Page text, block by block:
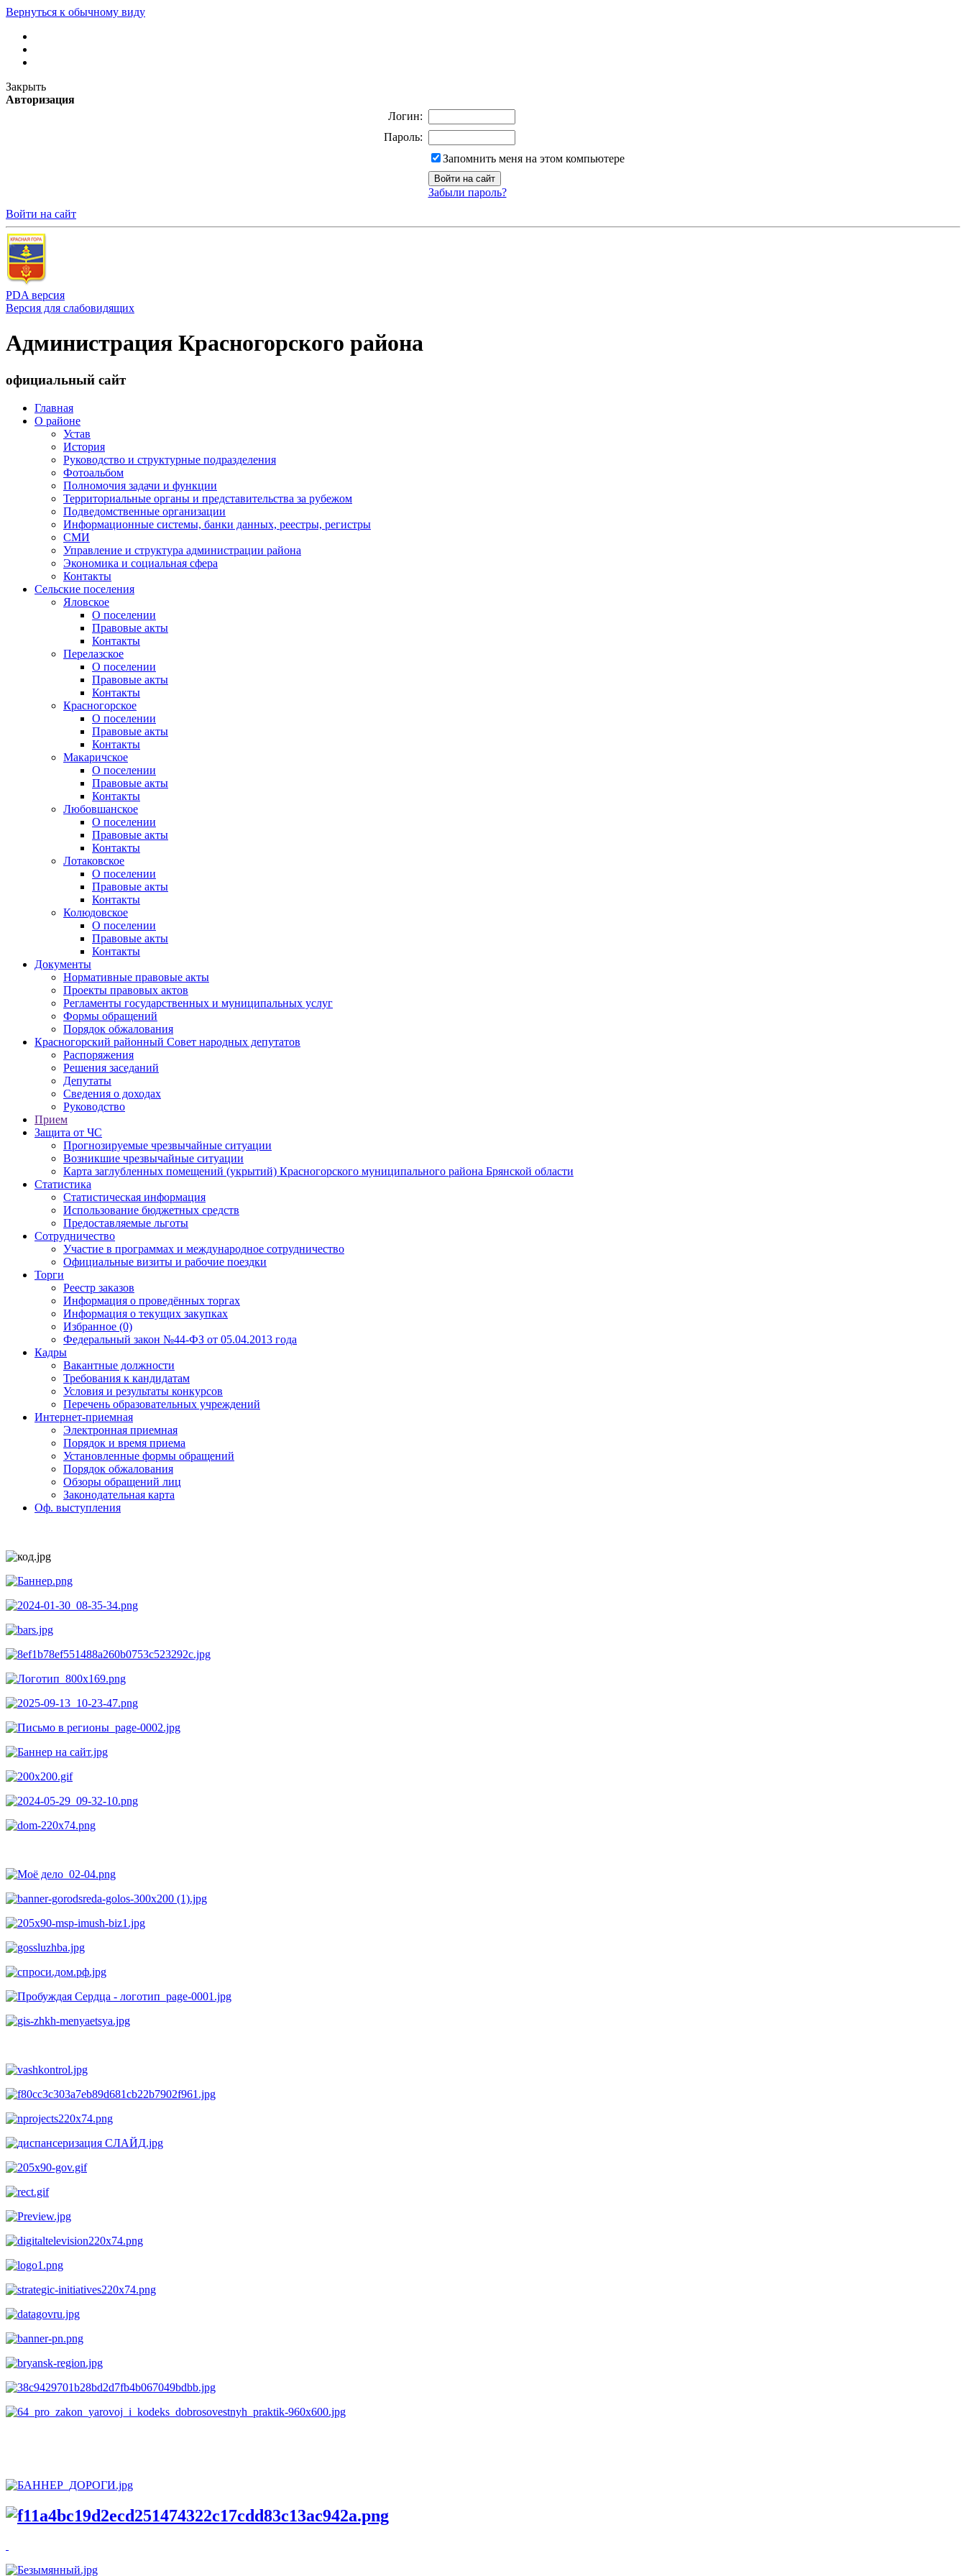
Вернуться к обычному виду
Закрыть
Авторизация
Логин:
Пароль:
Запомнить меня на этом компьютере
Забыли пароль?
Войти на сайт
PDA версия
Версия для слабовидящих
Администрация Красногорского района
официальный сайт
Главная
О районе
Устав
История
Руководство и структурные подразделения
Фотоальбом
Полномочия задачи и функции
Территориальные органы и представительства за рубежом
Подведомственные организации
Информационные системы, банки данных, реестры, регистры
СМИ
Управление и структура администрации района
Экономика и социальная сфера
Контакты
Сельские поселения
Яловское
О поселении
Правовые акты
Контакты
Перелазское
О поселении
Правовые акты
Контакты
Красногорское
О поселении
Правовые акты
Контакты
Макаричское
О поселении
Правовые акты
Контакты
Любовшанское
О поселении
Правовые акты
Контакты
Лотаковское
О поселении
Правовые акты
Контакты
Колюдовское
О поселении
Правовые акты
Контакты
Документы
Нормативные правовые акты
Проекты правовых актов
Регламенты государственных и муниципальных услуг
Формы обращений
Порядок обжалования
Красногорский районный Совет народных депутатов
Распоряжения
Решения заседаний
Депутаты
Сведения о доходах
Руководство
Прием
Защита от ЧС
Прогнозируемые чрезвычайные ситуации
Возникшие чрезвычайные ситуации
Карта заглубленных помещений (укрытий) Красногорского муниципального района Брянской области
Статистика
Статистическая информация
Использование бюджетных средств
Предоставляемые льготы
Сотрудничество
Участие в программах и международное сотрудничество
Официальные визиты и рабочие поездки
Торги
Реестр заказов
Информация о проведённых торгах
Информация о текущих закупках
Избранное (0)
Федеральный закон №44-ФЗ от 05.04.2013 года
Кадры
Вакантные должности
Требования к кандидатам
Условия и результаты конкурсов
Перечень образовательных учреждений
Интернет-приемная
Электронная приемная
Порядок и время приема
Установленные формы обращений
Порядок обжалования
Обзоры обращений лиц
Законодательная карта
Оф. выступления